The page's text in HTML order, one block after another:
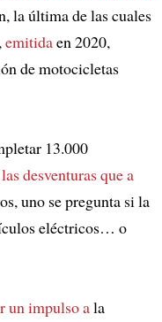
la última de las cuales
emitidaen 2020,
de motocicletas
13.000
las desventuras que a
uno se pregunta si la
eléctricos… o
un impulso ala